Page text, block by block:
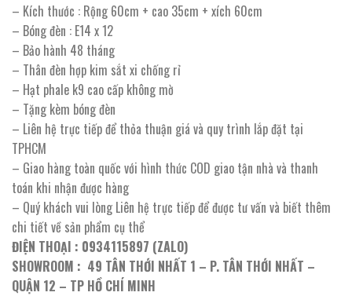
– Kích thước : Rộng 60cm + cao 35cm + xích 60cm
– Bóng đèn : E14 x 12
– Bảo hành 48 tháng
– Thân đèn hợp kim sắt xi chống rỉ
– Hạt phale k9 cao cấp không mờ
– Tặng kèm bóng đèn
– Liên hệ trực tiếp để thỏa thuận giá và quy trình lắp đặt tại
TPHCM
– Giao hàng toàn quốc với hình thức COD giao tận nhà và thanh
toán khi nhận được hàng
– Quý khách vui lòng Liên hệ trực tiếp để được tư vấn và biết thêm
chi tiết về sản phẩm cụ thể
ĐIỆN THOẠI : 0934115897 (ZALO)
SHOWROOM : 49 TÂN THỚI NHẤT 1 – P. TÂN THỚI NHẤT –
QUẬN 12 – TP HỒ CHÍ MINH